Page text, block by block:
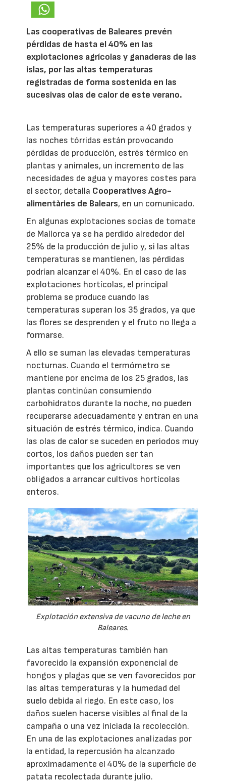
Las cooperativas de Baleares prevén
pérdidas de hasta el 40% en las
explotaciones agrícolas y ganaderas de las
islas, por las altas temperaturas
registradas de forma sostenida en las
sucesivas olas de calor de este verano.
Las temperaturas superiores a 40 grados y
las noches tórridas están provocando
pérdidas de producción, estrés térmico en
plantas y animales, un incremento de las
necesidades de agua y mayores costes para
el sector, detalla Cooperatives Agro-
alimentàries de Balears, en un comunicado.
En algunas explotaciones socias de tomate
de Mallorca ya se ha perdido alrededor del
25% de la producción de julio y, si las altas
temperaturas se mantienen, las pérdidas
podrían alcanzar el 40%. En el caso de las
explotaciones hortícolas, el principal
problema se produce cuando las
temperaturas superan los 35 grados, ya que
las flores se desprenden y el fruto no llega a
formarse.
A ello se suman las elevadas temperaturas
nocturnas. Cuando el termómetro se
mantiene por encima de los 25 grados, las
plantas continúan consumiendo
carbohidratos durante la noche, no pueden
recuperarse adecuadamente y entran en una
situación de estrés térmico, indica. Cuando
las olas de calor se suceden en periodos muy
cortos, los daños pueden ser tan
importantes que los agricultores se ven
obligados a arrancar cultivos hortícolas
enteros.
Explotación extensiva de vacuno de leche en
Baleares.
Las altas temperaturas también han
favorecido la expansión exponencial de
hongos y plagas que se ven favorecidos por
las altas temperaturas y la humedad del
suelo debida al riego. En este caso, los
daños suelen hacerse visibles al final de la
campaña o una vez iniciada la recolección.
En una de las explotaciones analizadas por
la entidad, la repercusión ha alcanzado
aproximadamente el 40% de la superficie de
patata recolectada durante julio.